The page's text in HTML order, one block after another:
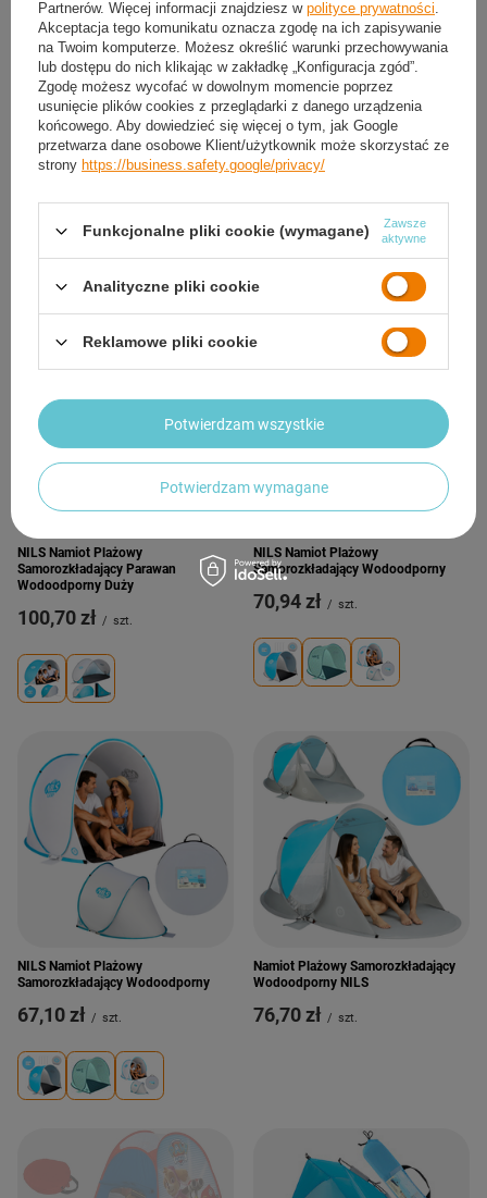
NASZ BESTSELLER
NILS Namiot Plażowy
Samorozkładający Parawan
Wodoodporny Duży
114,24 zł / szt.
NILS Namiot Plażowy Ogrodowy
Wodoodporny Filtr UV
NASZ BESTSELLER
NILS Namiot Plażowy
Samorozkładający Parawan
Wodoodporny Duży
100,70 zł / szt.
NILS Namiot Plażowy
Samorozkładający Wodoodporny
70,94 zł / szt.
NILS Namiot Plażowy
Samorozkładający Wodoodporny
67,10 zł / szt.
Namiot Plażowy Samorozkładający
Wodoodporny NILS
76,70 zł / szt.
Partnerów. Więcej informacji znajdziesz w polityce prywatności
Akceptacja tego komunikatu oznacza zgodę na ich zapisywanie
na Twoim komputerze. Możesz określić warunki przechowywania
lub dostępu do nich klikając w zakładkę „Konfiguracja zgód”.
Zgodę możesz wycofać w dowolnym momencie poprzez
usunięcie plików cookies z przeglądarki z danego urządzenia
końcowego. Aby dowiedzieć się więcej o tym, jak Google
przetwarza dane osobowe Klient/użytkownik może skorzystać ze
strony https://business.safety.google/privacy/
Funkcjonalne pliki cookie (wymagane)
Zawsze
aktywne
Analityczne pliki cookie
Reklamowe pliki cookie
Potwierdzam wymagane
Potwierdzam wszystkie